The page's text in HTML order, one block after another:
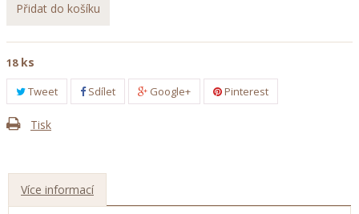
Přidat do košíku
18 ks
Tweet Sdílet Google+ Pinterest
Tisk
Více informací